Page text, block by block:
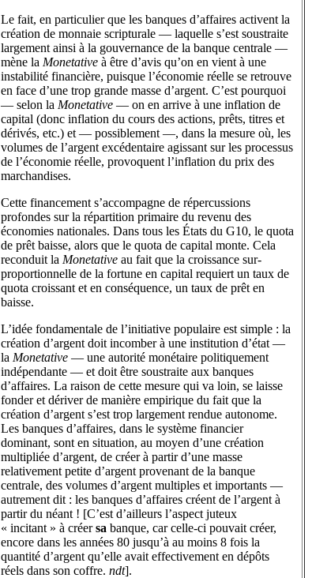
Le fait, en particulier que les banques d’affaires activent la
création de monnaie scripturale — laquelle s’est soustraite
largement ainsi à la gouvernance de la banque centrale —
mène la Monetative à être d’avis qu’on en vient à une
instabilité financière, puisque l’économie réelle se retrouve
en face d’une trop grande masse d’argent. C’est pourquoi
— selon la Monetative — on en arrive à une inflation de
capital (donc inflation du cours des actions, prêts, titres et
dérivés, etc.) et — possiblement —, dans la mesure où, les
volumes de l’argent excédentaire agissant sur les processus
de l’économie réelle, provoquent l’inflation du prix des
marchandises.
Cette financement s’accompagne de répercussions
profondes sur la répartition primaire du revenu des
économies nationales. Dans tous les États du G10, le quota
de prêt baisse, alors que le quota de capital monte. Cela
reconduit la Monetative au fait que la croissance sur-
proportionnelle de la fortune en capital requiert un taux de
quota croissant et en conséquence, un taux de prêt en
baisse.
L’idée fondamentale de l’initiative populaire est simple : la
création d’argent doit incomber à une institution d’état —
la Monetative — une autorité monétaire politiquement
indépendante — et doit être soustraite aux banques
d’affaires. La raison de cette mesure qui va loin, se laisse
fonder et dériver de manière empirique du fait que la
création d’argent s’est trop largement rendue autonome.
Les banques d’affaires, dans le système financier
dominant, sont en situation, au moyen d’une création
multipliée d’argent, de créer à partir d’une masse
relativement petite d’argent provenant de la banque
centrale, des volumes d’argent multiples et importants —
autrement dit : les banques d’affaires créent de l’argent à
partir du néant ! [C’est d’ailleurs l’aspect juteux
« incitant » à créersa banque, car celle-ci pouvait créer,
encore dans les années 80 jusqu’à au moins 8 fois la
quantité d’argent qu’elle avait effectivement en dépôts
réels dans son coffre. ndt].